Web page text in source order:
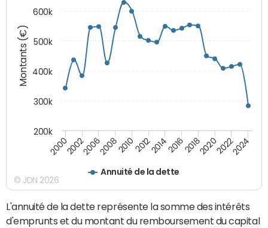
Montants (€)
Annuité de la dette
200020022006200820102012201420162018202020222024
200k
300k
400k
500k
600k
© JDN 2026
L'annuité de la dette représente la somme des intérêts
d'emprunts et du montant du remboursement du capital